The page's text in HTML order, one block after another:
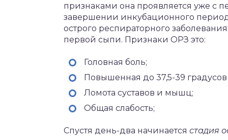
признаками она проявляется уже с
завершении инкубационного
острого респираторного
первой сыпи. Признаки ОРЗ это:
Головная боль;
Повышенная до 37,5-39 градусов
Ломота суставов и мышц;
Общая слабость;
Спустя день-два начинается стадия